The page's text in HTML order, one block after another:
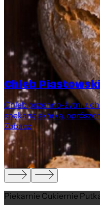
Chleb
Chleb pszenno-żytni z
spękaną skórką,
Zobacz
Piekarnie Cukiernie